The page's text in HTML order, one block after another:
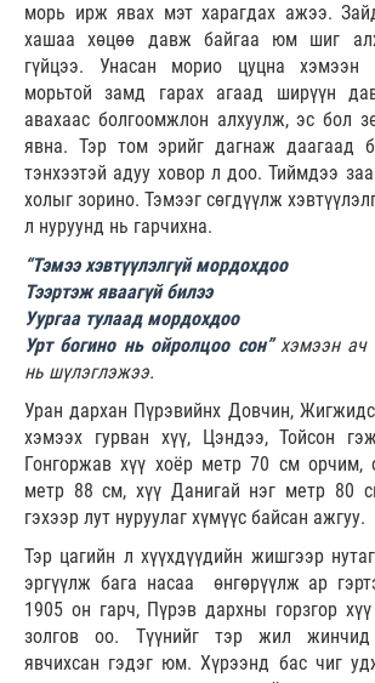
морь ирж явах мэт харагдах ажээ.
хашаа хөцөө давж байгаа юм шиг
гүйцээ. Унасан морио цуцна хэмээн
морьтой замд гарах агаад ширүүн
авахаас болгоомжлон алхуулж, эс бол
явна. Тэр том эрийг дагнаж даагаад
тэнхээтэй адуу ховор л доо. Тиймдээ
холыг зорино. Тэмээг сөгдүүлж
л нуруунд нь гарчихна.
“Тэмээ хэвтүүлэлгүй мордохдоо
Тээртэж яваагүй билээ
Уургаа тулаад мордохдоо
Урт богино нь ойролцоо сон” хэмээн ач
нь шүлэглэжээ.
Уран дархан Пүрэвийнх Довчин,
хэмээх гурван хүү, Цэндээ, Тойсон
Гонгоржав хүү хоёр метр 70 см орчим,
метр 88 см, хүү Данигай нэг метр 80
гэхээр лут нуруулаг хүмүүс байсан ажгуу.
Тэр цагийн л хүүхдүүдийн жишгээр
эргүүлж бага насаа өнгөрүүлж ар
1905 он гарч, Пүрэв дархны горзгор
золгов оо. Түүнийг тэр жил
явчихсан гэдэг юм. Хүрээнд бас чиг